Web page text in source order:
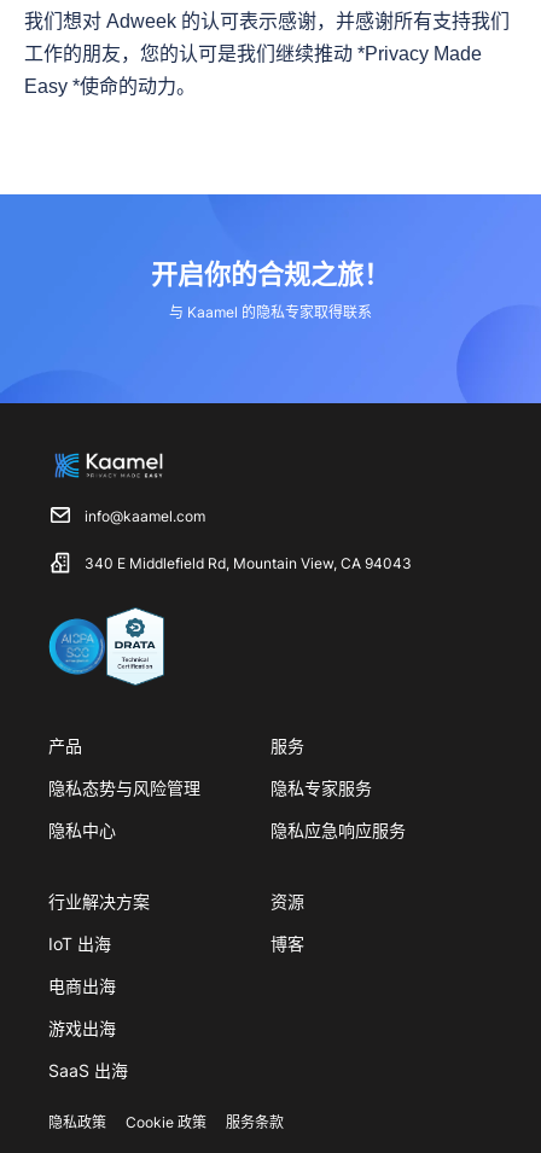
我们想对 Adweek 的认可表示感谢，并感谢所有支持我们
工作的朋友，您的认可是我们继续推动 *Privacy Made
Easy *使命的动力。
开启你的合规之旅！
与 Kaamel 的隐私专家取得联系
info@kaamel.com
340 E Middlefield Rd, Mountain View, CA 94043
产品
隐私态势与风险管理
隐私中心
服务
隐私专家服务
隐私应急响应服务
行业解决方案
IoT 出海
电商出海
游戏出海
SaaS 出海
资源
博客
隐私政策 Cookie 政策 服务条款